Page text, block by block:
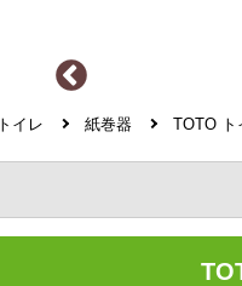
トイレ 紙巻器 TOTO ト